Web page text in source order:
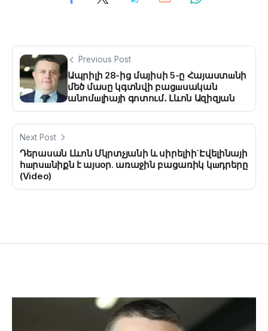
Previous Post
Ապրիլի 28-ից մայիսի 5-ը Հայաստшնի
մեծ մասը կգտնվի բացшսական
անոմшլիայի գոտում․ Լևոն Ազիզյան
Next Post
Դերասան Լևոն Մկրտչյանի և սիրելիի`Էվելինայի
հшրսшնիքն է այսօր. առաջին բացառիկ կшդրերը
(Video)